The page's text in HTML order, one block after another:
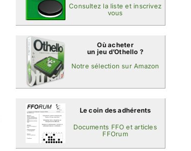
Consultez la liste et inscrivez
vous
Où acheter
un jeu d’Othello ?
Notre sélection sur Amazon
Le coin des adhérents
Documents FFO et articles
FFOrum